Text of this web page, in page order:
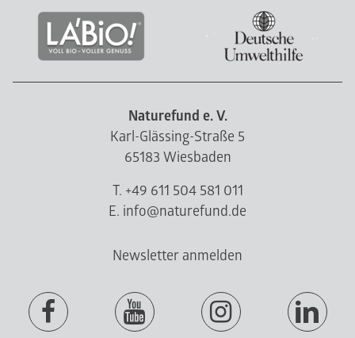
Naturefund e. V.
Karl-Glässing-Straße 5
65183 Wiesbaden
T. +49 611 504 581 011
E. info@naturefund.de
Newsletter anmelden